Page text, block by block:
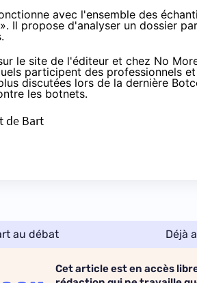
avec l'ensemble des
Il propose d'analyser un dossier
le site de l'éditeur et chez No
participent des professionnels
discutées lors de la dernière
les botnets.
de Bart
au débat Déjà
Cet article est en accès